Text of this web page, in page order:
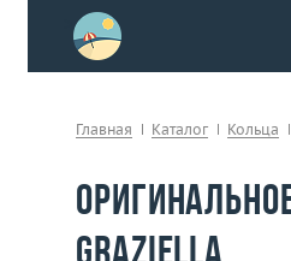
Главная Каталог Кольца